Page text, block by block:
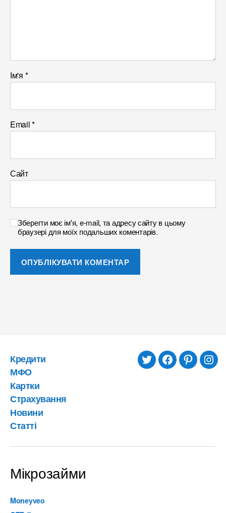
Ім'я *
Email*
Сайт
Зберегти моє ім'я, e-mail, та адресу сайту в цьому
браузері для моїх подальших коментарів.
Кредити
МФО
Картки
Страхування
Новини
Статті
twitterfacebookpinterest
Мікрозайми
Moneyveo